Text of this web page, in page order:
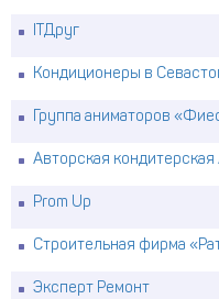
ITДруг
Кондиционеры в
Группа аниматоров
Авторская
Prom Up
Строительная фирма
Эксперт Ремонт